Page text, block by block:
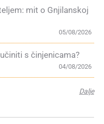
mit o Gnjilanskoj
05/08/2026
s činjenicama?
04/08/2026
Dalje